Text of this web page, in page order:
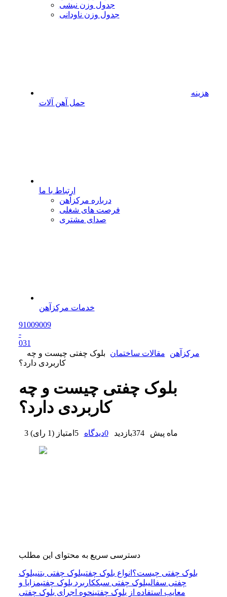
جدول وزن نبشی
جدول وزن ناودانی
هزینه
حمل آهن آلات
ارتباط با ما
درباره مرکزآهن
فرصت های شغلی
صدای مشتری
خدمات مرکزآهن
91009009
-
031
مرکزآهن
مقالات ساختمان
بلوک چفتی چیست و چه
کاربردی دارد؟
بلوک چفتی چیست و چه
کاربردی دارد؟
3 ماه پیش 374بازدید 0دیدگاه 5 امتیاز (1 رای )
دسترسی سریع به محتوای این مطلب
بلوک چفتی چیست؟ انواع بلوک چفتیبلوک چفتی بتنیبلوک
چفتی سفالیبلوک چفتی سبککاربرد بلوک چفتیمزایا و
معایب استفاده از بلوک چفتینحوه اجرای بلوک چفتی